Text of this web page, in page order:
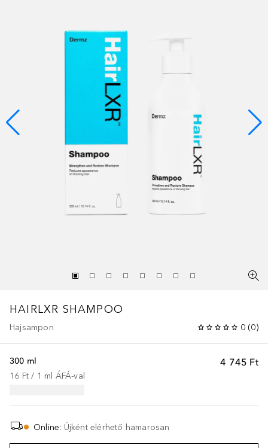
HAIRLXR SHAMPOO
Hajsampon 0 (0)
4 745 Ft
300 ml
16 Ft / 1 ml ÁFÁ-val
Online: Újként elérhető hamarosan